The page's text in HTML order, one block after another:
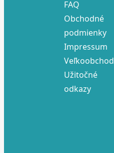
FAQ
Obchodné
podmienky
Impressum
Veľkoobchod
Užitočné
odkazy